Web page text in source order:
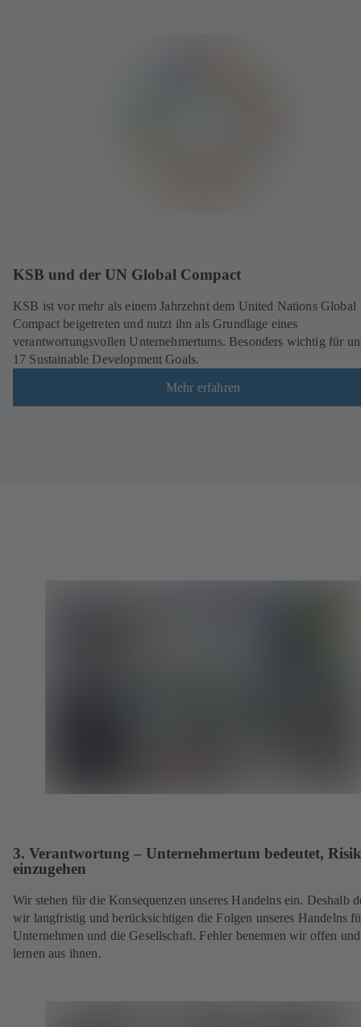
KSB und der UN Global Compact
KSB ist vor mehr als einem Jahrzehnt dem United Nations Global
Compact beigetreten und nutzt ihn als Grundlage eines
verantwortungsvollen Unternehmertums. Besonders wichtig für
17 Sustainable Development Goals.
Mehr erfahren
3. Verantwortung – Unternehmertum bedeutet,
einzugehen
Wir stehen für die Konsequenzen unseres Handelns ein. Deshalb
wir langfristig und berücksichtigen die Folgen unseres Handelns
Unternehmen und die Gesellschaft. Fehler benennen wir offen und
lernen aus ihnen.